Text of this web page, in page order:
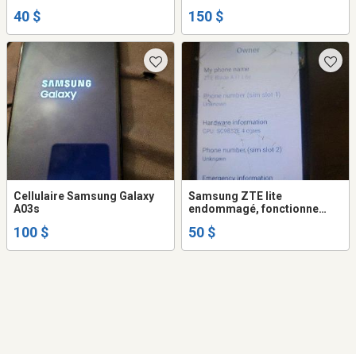
40 $ 150 $
Cellulaire Samsung Galaxy
A03s
100 $
Samsung ZTE lite
endommagé, fonctionne
50 $